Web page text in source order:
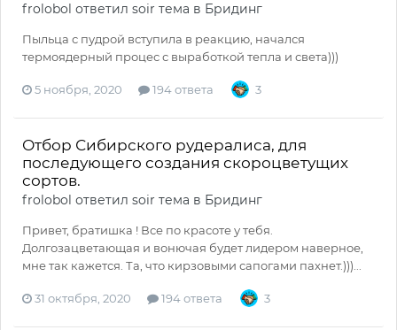
frolobol ответил soir тема в Бридинг
Пыльца с пудрой вступила в реакцию, начался
термоядерный процес с выработкой тепла и света)))
5 ноября, 2020 194 ответа 3
Отбор Сибирского рудералиса, для
последующего создания скороцветущих
сортов.
frolobol ответил soir тема в Бридинг
Привет, братишка ! Все по красоте у тебя.
Долгозацветающая и вонючая будет лидером наверное,
мне так кажется. Та, что кирзовыми сапогами пахнет.)))...
31 октября, 2020 194 ответа 3